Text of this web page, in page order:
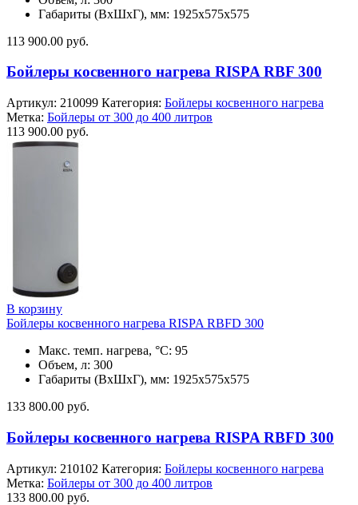
Габариты (ВхШхГ), мм: 1925х575х575
113 900.00 руб.
Бойлеры косвенного нагрева RISPA RBF 300
Артикул: 210099 Категория: Бойлеры косвенного нагрева
Метка: Бойлеры от 300 до 400 литров
113 900.00 руб.
В корзину
Бойлеры косвенного нагрева RISPA RBFD 300
Макс. темп. нагрева, °С: 95
Объем, л: 300
Габариты (ВхШхГ), мм: 1925х575х575
133 800.00 руб.
Бойлеры косвенного нагрева RISPA RBFD 300
Артикул: 210102 Категория: Бойлеры косвенного нагрева
Метка: Бойлеры от 300 до 400 литров
133 800.00 руб.